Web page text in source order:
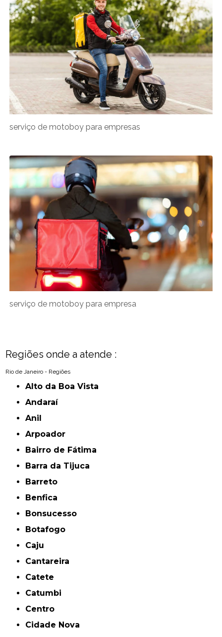
serviço de motoboy para empresas
serviço de motoboy para empresa
Regiões onde a atende :
Rio de Janeiro - Regiões
Alto da Boa Vista
Andaraí
Anil
Arpoador
Bairro de Fátima
Barra da Tijuca
Barreto
Benfica
Bonsucesso
Botafogo
Caju
Cantareira
Catete
Catumbi
Centro
Cidade Nova